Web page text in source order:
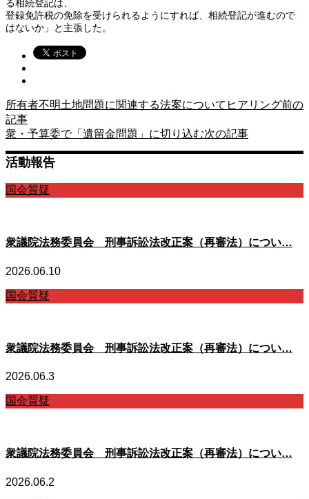
る相続登記は、
登録免許税の免除を受けられるようにすれば、相続登記が進むので
はないか」と主張した。
所有者不明土地問題に関連する法案についてヒアリング前の
記事
衆・予算委で「遺留金問題」に切り込む次の記事
活動報告
国会質疑
衆議院法務委員会 刑事訴訟法改正案（再審法）につい…
2026.06.10
国会質疑
衆議院法務委員会 刑事訴訟法改正案（再審法）につい…
2026.06.3
国会質疑
衆議院法務委員会 刑事訴訟法改正案（再審法）につい…
2026.06.2